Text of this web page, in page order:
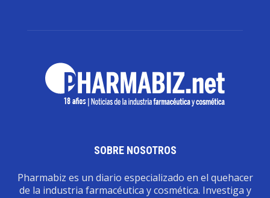
SOBRE NOSOTROS
Pharmabiz es un diario especializado en el quehacer
de la industria farmacéutica y cosmética. Investiga y